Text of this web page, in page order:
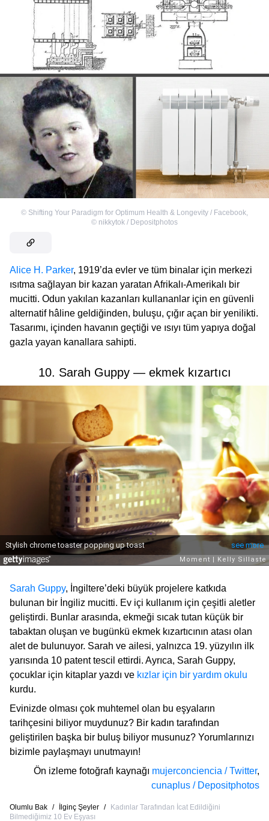
© Shifting Your Paradigm for Optimum Health & Longevity / Facebook,
© nikkytok / Depositphotos
Alice H. Parker, 1919’da evler ve tüm binalar için merkezi
ısıtma sağlayan bir kazan yaratan Afrikalı-Amerikalı bir
mucitti. Odun yakılan kazanları kullananlar için en güvenli
alternatif hâline geldiğinden, buluşu, çığır açan bir yenilikti.
Tasarımı, içinden havanın geçtiği ve ısıyı tüm yapıya doğal
gazla yayan kanallara sahipti.
10. Sarah Guppy — ekmek kızartıcı
Sarah Guppy, İngiltere’deki büyük projelere katkıda
bulunan bir İngiliz mucitti. Ev içi kullanım için çeşitli aletler
geliştirdi. Bunlar arasında, ekmeği sıcak tutan küçük bir
tabaktan oluşan ve bugünkü ekmek kızartıcının atası olan
alet de bulunuyor. Sarah ve ailesi, yalnızca 19. yüzyılın ilk
yarısında 10 patent tescil ettirdi. Ayrıca, Sarah Guppy,
çocuklar için kitaplar yazdı ve kızlar için bir yardım okulu
kurdu.
Evinizde olması çok muhtemel olan bu eşyaların
tarihçesini biliyor muydunuz? Bir kadın tarafından
geliştirilen başka bir buluş biliyor musunuz? Yorumlarınızı
bizimle paylaşmayı unutmayın!
Ön izleme fotoğrafı kaynağı mujerconciencia / Twitter,
cunaplus / Depositphotos
Olumlu Bak / İlginç Şeyler /
Kadınlar Tarafından İcat Edildiğini
Bilmediğimiz 10 Ev Eşyası